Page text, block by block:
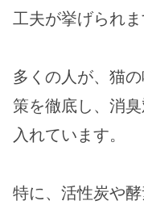
工夫が挙げられま
多くの人が、猫
策を徹底し、消
入れています。
特に、活性炭や